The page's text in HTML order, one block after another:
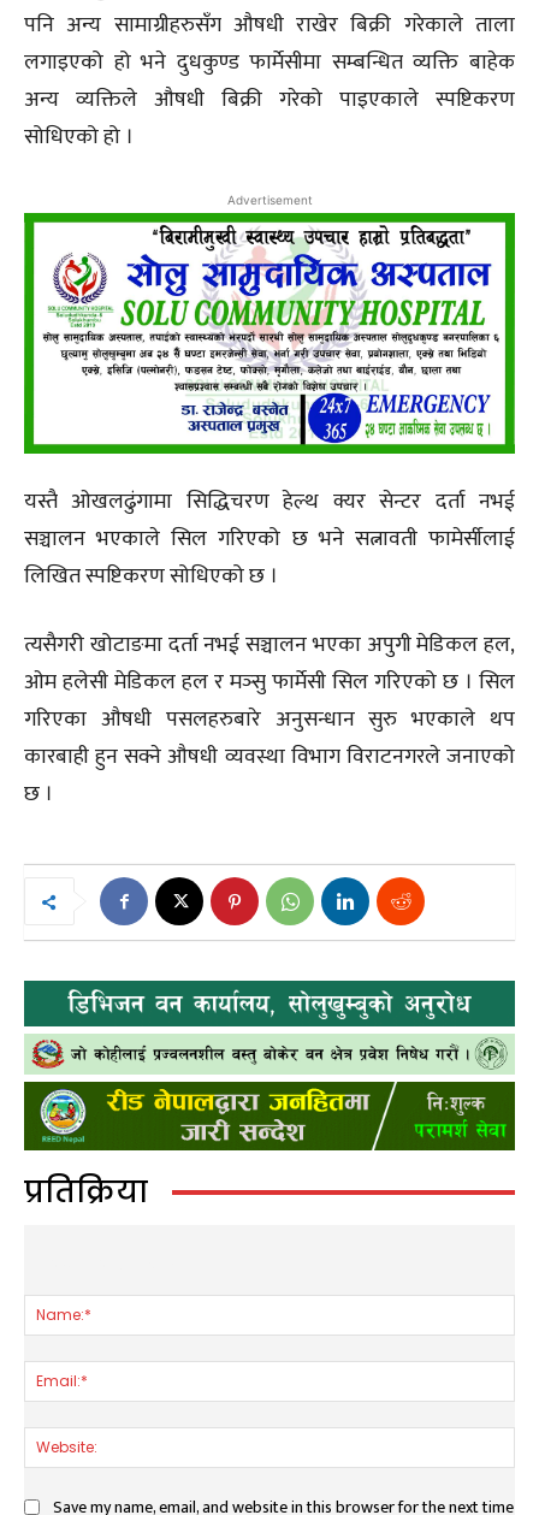
पनि अन्य सामाग्रीहरुसँग औषधी राखेर बिक्री गरेकाले ताला
लगाइएको हो भने दुधकुण्ड फार्मेसीमा सम्बन्धित व्यक्ति बाहेक
अन्य व्यक्तिले औषधी बिक्री गरेको पाइएकाले स्पष्टिकरण
सोधिएको हो ।
Advertisement
यस्तै ओखलढुंगामा सिद्धिचरण हेल्थ क्यर सेन्टर दर्ता नभई
सञ्चालन भएकाले सिल गरिएको छ भने सत्नावती फामेर्सीलाई
लिखित स्पष्टिकरण सोधिएको छ ।
त्यसैगरी खोटाङमा दर्ता नभई सञ्चालन भएका अपुगी मेडिकल हल,
ओम हलेसी मेडिकल हल र मञ्सु फार्मेसी सिल गरिएको छ । सिल
गरिएका औषधी पसलहरुबारे अनुसन्धान सुरु भएकाले थप
कारबाही हुन सक्ने औषधी व्यवस्था विभाग विराटनगरले जनाएको
छ ।
प्रतिक्रिया
Save my name, email, and website in this browser for the next time